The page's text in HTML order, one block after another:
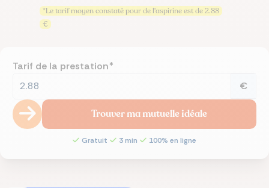
*Le tarif moyen constaté pour de l'aspirine est de 2.88
€
Tarif de la prestation*
€
Trouver ma mutuelle idéale
Gratuit 3 min 100% en ligne